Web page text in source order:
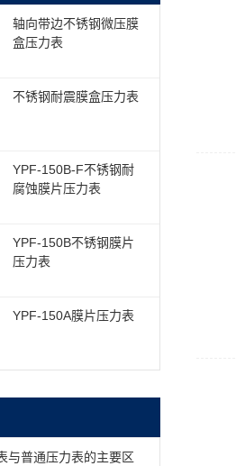
轴向带边不锈钢微压膜
盒压力表
不锈钢耐震膜盒压力表
YPF-150B-F不锈钢耐
腐蚀膜片压力表
YPF-150B不锈钢膜片
压力表
YPF-150A膜片压力表
与普通压力表的主要区